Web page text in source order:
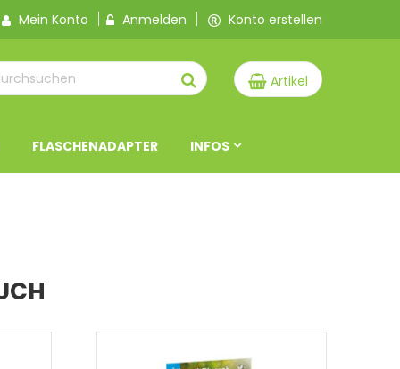
Mein Konto Anmelden Konto erstellen
Artikel
FLASCHENADAPTER INFOS